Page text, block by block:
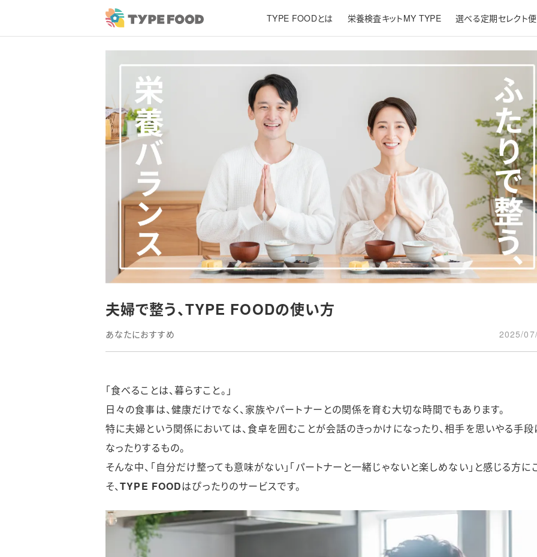
TYPE FOODとは 栄養検査キットMY TYPE 選べる定期セレクト便
夫婦で整う、TYPE FOODの使い方
あなたにおすすめ 2025/
「食べることは、暮らすこと。」
日々の食事は、健康だけでなく、家族やパートナーとの関係を育む大切な時間でもあります。
特に夫婦という関係においては、食卓を囲むことが会話のきっかけになったり、相手を思いやる手段
なったりするもの。
そんな中、「自分だけ整っても意味がない」「パートナーと一緒じゃないと楽しめない」と感じる方に
そ、TYPE FOODはぴったりのサービスです。